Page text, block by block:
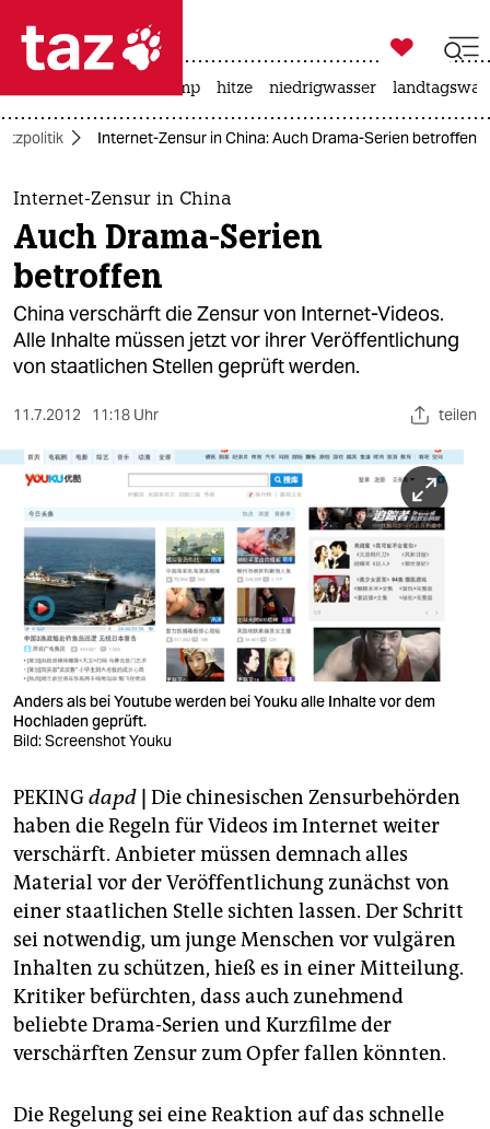
 taz zahl ich
taz zahl ich
themen
politik
öko
gesellschaft
sport
berlin
nord
wahrheit
verlag
verlag
veranstaltungen
fragen & hilfe
unterstützen
abo
genossenschaft
epaper login

taz zahl ich
usa unter trump hitze niedrigwasser
Internet-Zensur in China: Auch Drama-Serien betroffen
Internet-Zensur in China
Auch Drama-Serien
betroffen
China verschärft die Zensur von Internet-Videos.
Alle Inhalte müssen jetzt vor ihrer Veröffentlichung
von staatlichen Stellen geprüft werden.
11.7.2012 11:18 Uhr teilen
Anders als bei Youtube werden bei Youku alle Inhalte vor dem
Hochladen geprüft.
Bild: Screenshot Youku
PEKINGdapd Die chinesischen Zensurbehörden
haben die Regeln für Videos im Internet weiter
verschärft. Anbieter müssen demnach alles
Material vor der Veröffentlichung zunächst von
einer staatlichen Stelle sichten lassen. Der Schritt
sei notwendig, um junge Menschen vor vulgären
Inhalten zu schützen, hieß es in einer Mitteilung.
Kritiker befürchten, dass auch zunehmend
beliebte Drama-Serien und Kurzfilme der
verschärften Zensur zum Opfer fallen könnten.
Die Regelung sei eine Reaktion auf das schnelle